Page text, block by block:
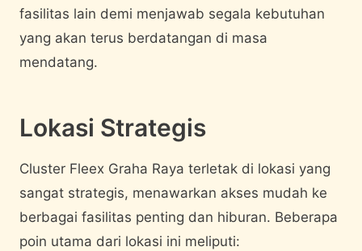
fasilitas lain demi menjawab segala kebutuhan
yang akan terus berdatangan di masa
mendatang.
Lokasi Strategis
Cluster Fleex Graha Raya terletak di lokasi yang
sangat strategis, menawarkan akses mudah ke
berbagai fasilitas penting dan hiburan. Beberapa
poin utama dari lokasi ini meliputi: